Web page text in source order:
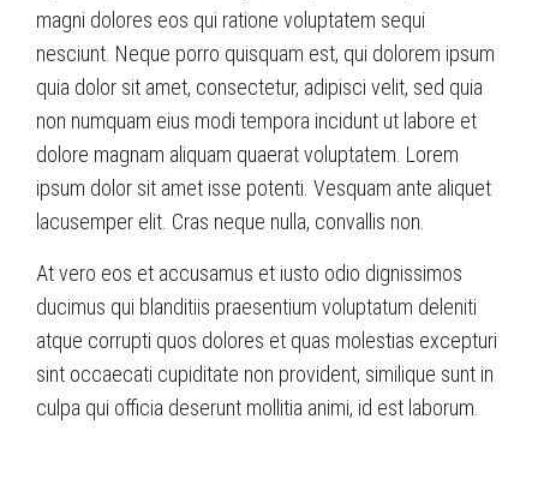
magni dolores eos qui ratione voluptatem sequi
nesciunt. Neque porro quisquam est, qui dolorem ipsum
quia dolor sit amet, consectetur, adipisci velit, sed quia
non numquam eius modi tempora incidunt ut labore et
dolore magnam aliquam quaerat voluptatem. Lorem
ipsum dolor sit amet isse potenti. Vesquam ante aliquet
lacusemper elit. Cras neque nulla, convallis non.
At vero eos et accusamus et iusto odio dignissimos
ducimus qui blanditiis praesentium voluptatum deleniti
atque corrupti quos dolores et quas molestias excepturi
sint occaecati cupiditate non provident, similique sunt in
culpa qui officia deserunt mollitia animi, id est laborum.